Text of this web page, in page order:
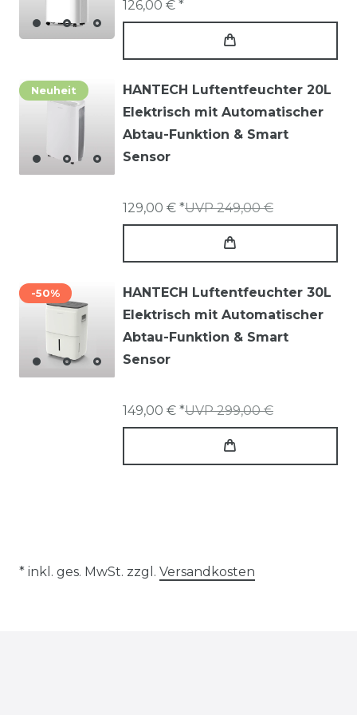
Entdecken Sie die perfekte Kombination aus
Leistung, Effizienz und Qualität mit einem
Hantech Luftentfeuchter von actec solar.
Besuchen Sie uns für ein frisches und
angenehmes Raumklima in Ihrem Zuhause oder
Büro.
126,00 € *
Neuheit
HANTECH Luftentfeuchter 20L
Elektrisch mit Automatischer
Abtau-Funktion & Smart
Sensor
UVP 249,00 €
129,00 € *
-50%
HANTECH Luftentfeuchter 30L
Elektrisch mit Automatischer
Abtau-Funktion & Smart
Sensor
UVP 299,00 €
149,00 € *
* inkl. ges. MwSt. zzgl. Versandkosten